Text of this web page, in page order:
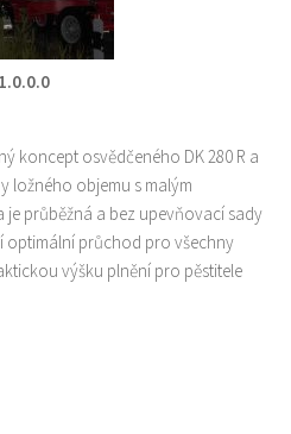
koncept osvědčeného DK 280 R a
ložného objemu s malým
je průběžná a bez upevňovací sady
optimální průchod pro všechny
výšku plnění pro pěstitele